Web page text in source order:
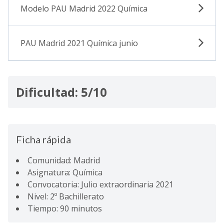
Modelo PAU Madrid 2022 Química
PAU Madrid 2021 Química junio
Dificultad: 5/10
Ficha rápida
Comunidad: Madrid
Asignatura: Química
Convocatoria: Julio extraordinaria 2021
Nivel: 2º Bachillerato
Tiempo: 90 minutos